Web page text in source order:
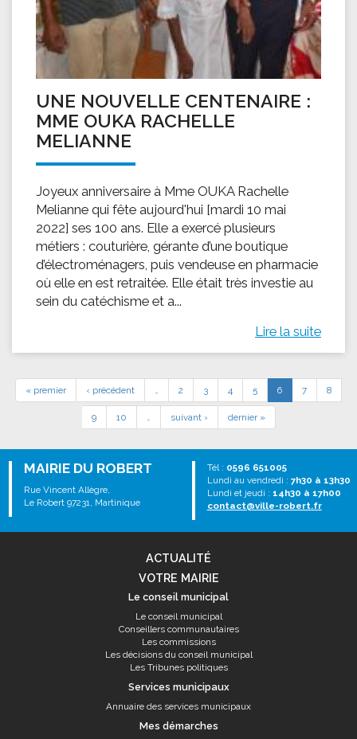
UNE NOUVELLE CENTENAIRE :
MME OUKA RACHELLE
MELIANNE
Joyeux anniversaire à Mme OUKA Rachelle
Melianne qui fête aujourd'hui [mardi 10 mai
2022] ses 100 ans. Elle a exercé plusieurs
métiers : couturière, gérante d’une boutique
d’électroménagers, puis vendeuse en pharmacie
où elle en est retraitée. Elle était très investie au
sein du catéchisme et a...
Lire la suite
« premier ‹ précédent … 2 3 4 5 6 7 8
9 10 … suivant › dernier »
MAIRIE DU ROBERT
Rue Vincent Allègre,
Le Robert 97231, Martinique
Tél : 0596 651005
Lundi au vendredi : 7h30 à 13h30
Lundi et jeudi : 14h30 à 17h00
contact@ville-robert.fr
ACTUALITÉ
VOTRE MAIRIE
Le conseil municipal
Le conseil municipal
Conseillers communautaires
Les commissions
Les décisions du conseil municipal
Les Tribunes politiques
Services municipaux
Annuaire des services municipaux
Mes démarches